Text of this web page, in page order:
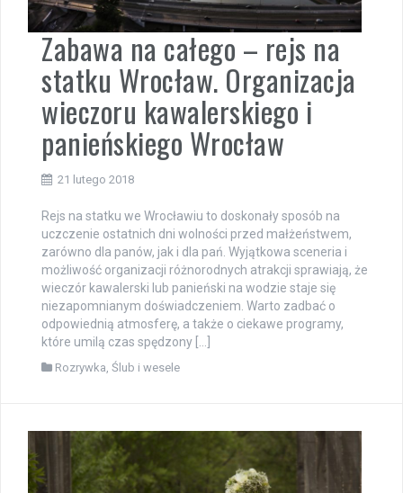
Zabawa na całego – rejs na
statku Wrocław. Organizacja
wieczoru kawalerskiego i
panieńskiego Wrocław
21 lutego 2018
Rejs na statku we Wrocławiu to doskonały sposób na
uczczenie ostatnich dni wolności przed małżeństwem,
zarówno dla panów, jak i dla pań. Wyjątkowa sceneria i
możliwość organizacji różnorodnych atrakcji sprawiają, że
wieczór kawalerski lub panieński na wodzie staje się
niezapomnianym doświadczeniem. Warto zadbać o
odpowiednią atmosferę, a także o ciekawe programy,
które umilą czas spędzony […]
Rozrywka, Ślub i wesele